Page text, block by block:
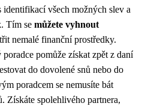
identifikací všech možných slev a
Tím se můžete vyhnout
nemalé finanční prostředky.
pomůže získat zpět z daní
do dovolené snů nebo do
poradcem se nemusíte bát
Získáte spolehlivého partnera,